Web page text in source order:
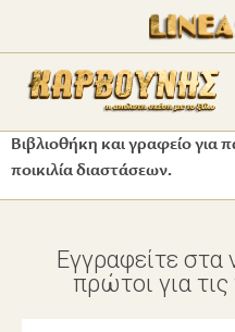
Βιβλιοθήκη και γραφείο για
ποικιλία διαστάσεων.
Εγγραφείτε στα
πρώτοι για